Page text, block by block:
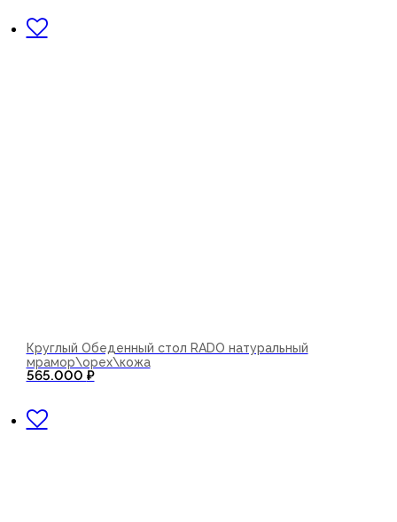
Круглый Обеденный стол RADO натуральный
мрамор\орех\кожа
565.000 ₽